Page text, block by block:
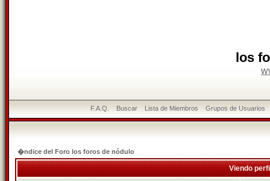
los
F.A.Q. Buscar Lista de Miembros Grupos de Usuarios
�ndice del Foro los foros de nódulo
Viendo